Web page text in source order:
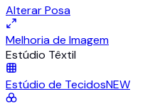
Alterar Posa
Melhoria de Imagem
Estúdio Têxtil
Estúdio de TecidosNEW